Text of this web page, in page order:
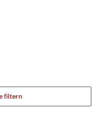
filtern